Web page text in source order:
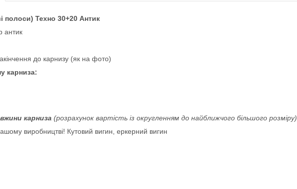
Техно 30+20 Антик
антик
до карнизу (як на фото)
карниза:
карниза (розрахунок вартість із округленням до найближчого більшого розміру)
виробництві! Кутовий вигин, еркерний вигин